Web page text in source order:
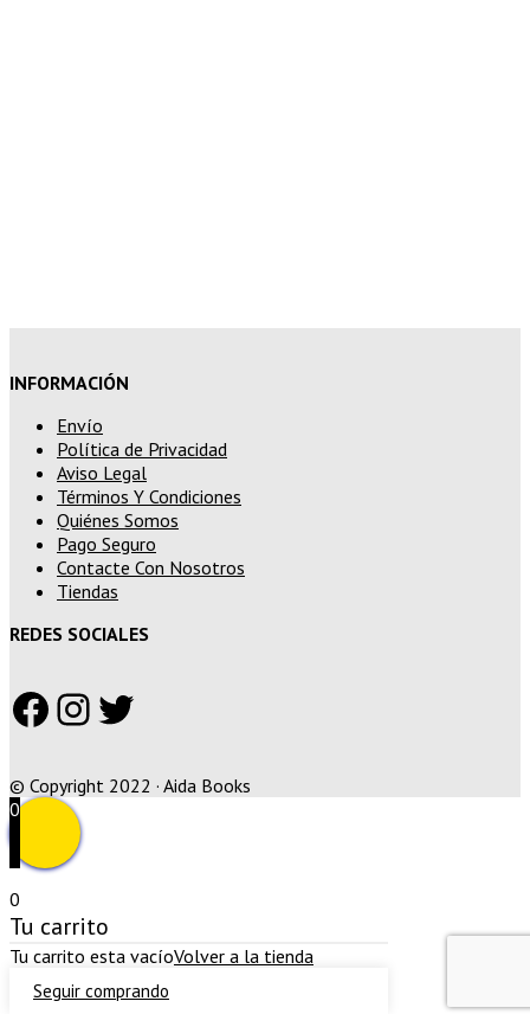
INFORMACIÓN
Envío
Política de Privacidad
Aviso Legal
Términos Y Condiciones
Quiénes Somos
Pago Seguro
Contacte Con Nosotros
Tiendas
REDES SOCIALES
Facebook
Instagram
Twitter
© Copyright 2022 · Aida Books
0
0
Tu carrito
Tu carrito esta vacíoVolver a la tienda
Seguir comprando